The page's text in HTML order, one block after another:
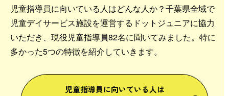
児童指導員に向いている人はどんな人か？千葉県全域で
児童デイサービス施設を運営するドットジュニアに協力
いただき、現役児童指導員82名に聞いてみました。特に
多かった5つの特徴を紹介していきます。
児童指導員に向いている人は